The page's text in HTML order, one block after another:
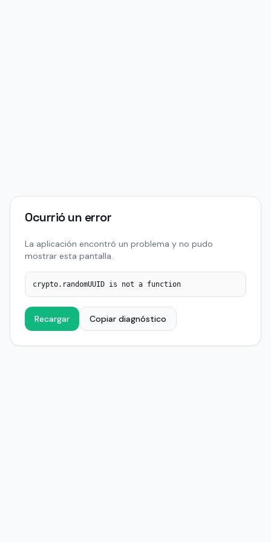
Ocurrió un error
La aplicación encontró un problema y no pudo
mostrar esta pantalla.
crypto.randomUUID is not a function
Recargar Copiar diagnóstico